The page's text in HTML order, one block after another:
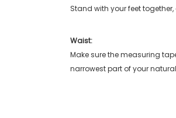
Stand with your feet
Waist:
Make sure the measuring
narrowest part of your